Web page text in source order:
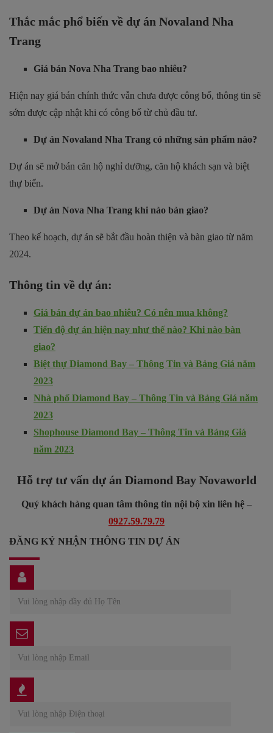
Thắc mắc phổ biến về dự án Novaland Nha
Trang
Giá bán Nova Nha Trang bao nhiêu?
Hiện nay giá bán chính thức vẫn chưa được công bố, thông tin sẽ
sớm được cập nhật khi có công bố từ chủ đầu tư.
Dự án Novaland Nha Trang có những sản phẩm nào?
Dự án sẽ mở bán căn hộ nghỉ dưỡng, căn hộ khách sạn và biệt
thự biển.
Dự án Nova Nha Trang khi nào bàn giao?
Theo kế hoạch, dự án sẽ bắt đầu hoàn thiện và bàn giao từ năm
2024.
Thông tin về dự án:
Giá bán dự án bao nhiêu? Có nên mua không?
Tiến độ dự án hiện nay như thế nào? Khi nào bàn
giao?
Biệt thự Diamond Bay – Thông Tin và Bảng Giá năm
2023
Nhà phố Diamond Bay – Thông Tin và Bảng Giá năm
2023
Shophouse Diamond Bay – Thông Tin và Bảng Giá
năm 2023
Hỗ trợ tư vấn dự án Diamond Bay Novaworld
Quý khách hàng quan tâm thông tin nội bộ xin liên hệ –
0927.59.79.79
ĐĂNG KÝ NHẬN THÔNG TIN DỰ ÁN